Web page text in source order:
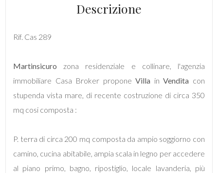
Descrizione
Rif. Cas 289
Martinsicuro zona residenziale e collinare, l'agenzia
immobiliare Casa Broker proponeVilla inVendita con
stupenda vista mare, di recente costruzione di circa 350
mq cosi composta :
P. terra di circa 200 mq composta da ampio soggiorno con
camino, cucina abitabile, ampia scala in legno per accedere
al piano primo, bagno, ripostiglio, locale lavanderia, più
mq